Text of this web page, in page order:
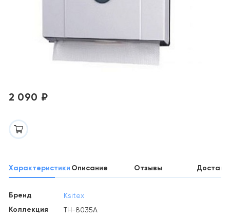
2 090 ₽
Характеристики Описание Отзывы
Бренд Ksitex
Коллекция TH-8035A